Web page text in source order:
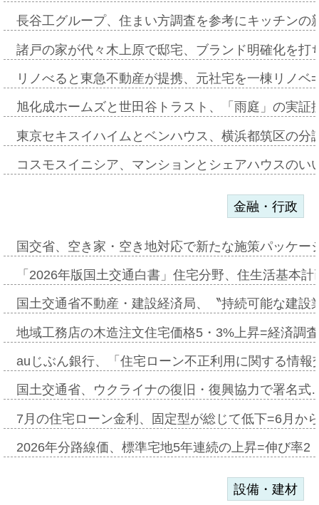
長谷工グループ、住まい方調査を参考にキッチン
諸戸の家が代々木上原で邸宅、ブランド明確化を
リノべると東急不動産が提携、元社宅を一棟リノ
旭化成ホームズと世田谷トラスト、「雨庭」の実
東京セキスイハイムとベンハウス、横浜都筑区の
コスモスイニシア、マンションとシェアハウスの
金融・行政
国交省、空き家・空き地対応で新たな施策パッケ
「2026年版国土交通白書」住宅分野、住生活基本
国土交通省不動産・建設経済局、〝持続可能な建
地域工務店の木造注文住宅価格5・3%上昇=経済調
auじぶん銀行、「住宅ローン不正利用に関する情
国土交通省、ウクライナの復旧・復興協力で署名
7月の住宅ローン金利、固定型が総じて低下=6月か
2026年分路線価、標準宅地5年連続の上昇=伸び率
設備・建材